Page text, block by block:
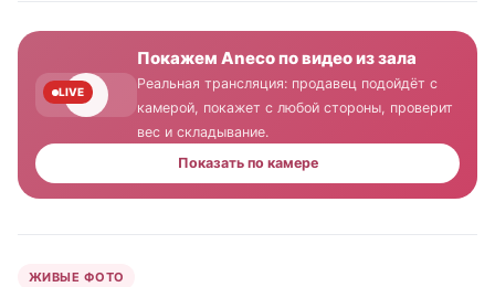
LIVE
Покажем Aneco по видео из зала
Реальная трансляция: продавец подойдёт с
камерой, покажет с любой стороны, проверит
вес и складывание.
Показать по камере
ЖИВЫЕ ФОТО